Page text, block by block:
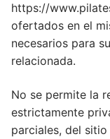
https://
ofertados en el
necesarios para
relacionada.
No se permite la
estrictamente
parciales, del